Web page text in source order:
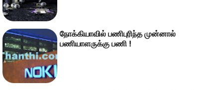
நோக்கியாவில் பணிபுரிந்த முன்னால்
பணியாளருக்கு பணி !